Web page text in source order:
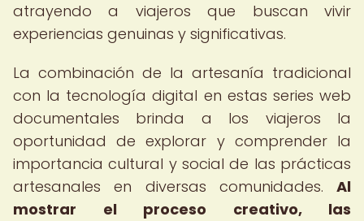
atrayendo a viajeros que buscan vivir
experiencias genuinas y significativas.
La combinación de la artesanía tradicional
con la tecnología digital en estas series web
documentales brinda a los viajeros la
oportunidad de explorar y comprender la
importancia cultural y social de las prácticas
artesanales en diversas comunidades. Al
mostrar el proceso creativo, las